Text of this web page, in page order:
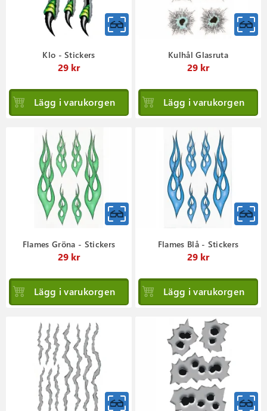
Klo - Stickers
29 kr
Lägg i varukorgen
Kulhål Glasruta
29 kr
Lägg i varukorgen
Flames Gröna - Stickers
29 kr
Lägg i varukorgen
Flames Blå - Stickers
29 kr
Lägg i varukorgen